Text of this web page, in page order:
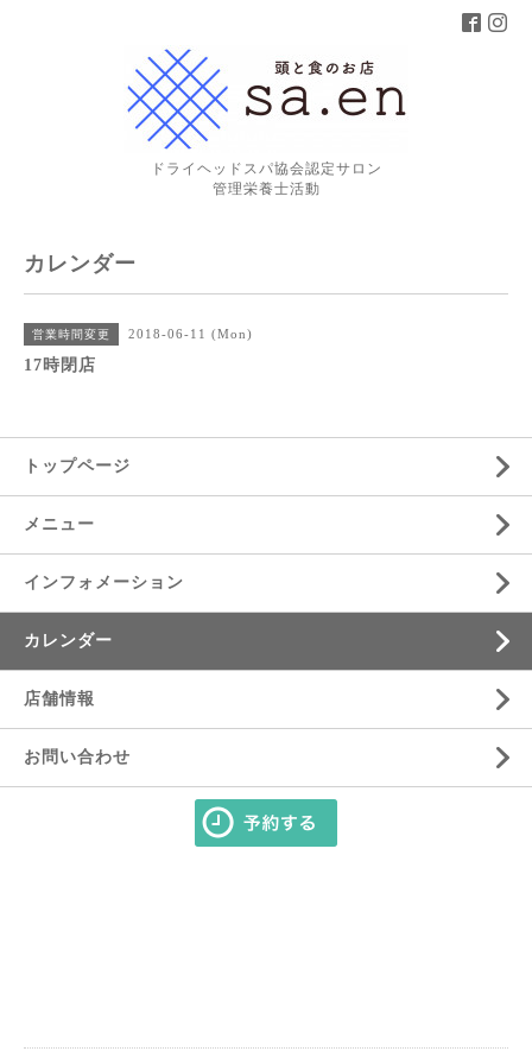
ドライヘッドスパ協会認定サロン
管理栄養士活動
カレンダー
営業時間変更 2018-06-11 (Mon)
17時閉店
トップページ
メニュー
インフォメーション
カレンダー
店舗情報
お問い合わせ